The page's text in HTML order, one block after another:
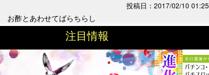
注目情報
お酢とあわせてばらちらし
投稿日：2017/02/10 01:25
の文字を読んで、
？」